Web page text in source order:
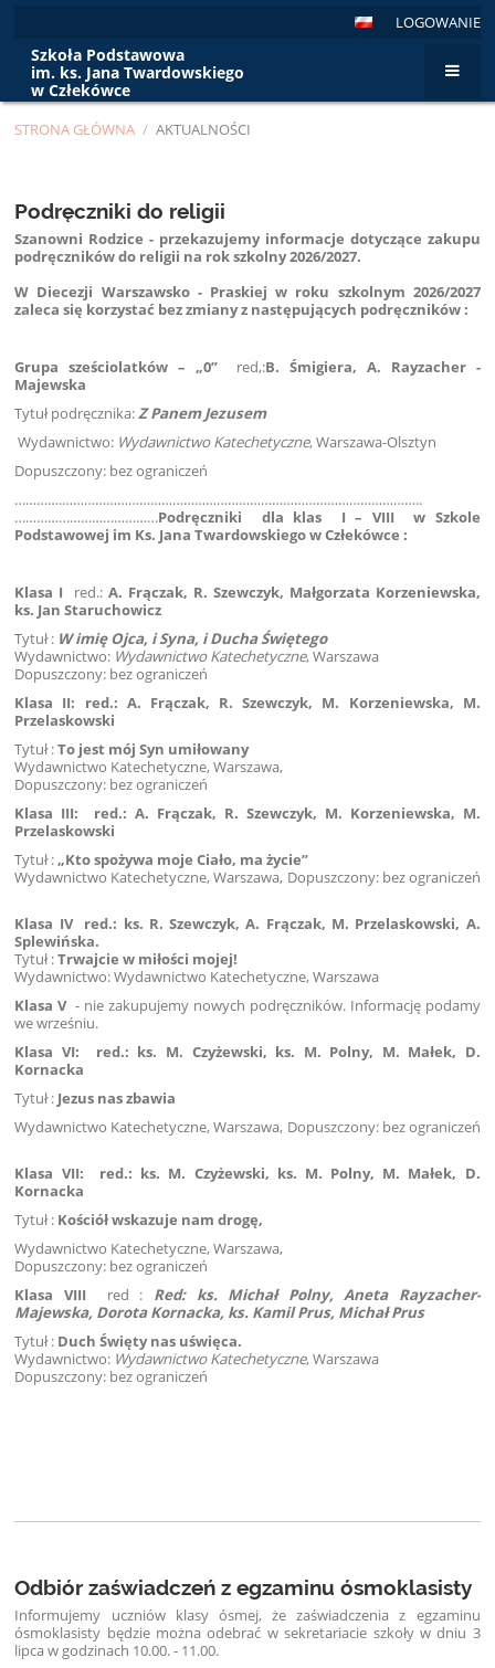
LOGOWANIE
Szkoła Podstawowa
im. ks. Jana Twardowskiego
w Człekówce
STRONA GŁÓWNA / AKTUALNOŚCI
Podręczniki do religii
Szanowni Rodzice - przekazujemy informacje dotyczące zakupu
podręczników do religii na rok szkolny 2026/2027.
W Diecezji Warszawsko - Praskiej w roku szkolnym 2026/2027
zaleca się korzystać bez zmiany z następujących podręczników :
Grupa sześciolatków – „0” red,:B. Śmigiera, A. Rayzacher -
Majewska
Tytuł podręcznika:Z Panem Jezusem
Wydawnictwo: Wydawnictwo Katechetyczne, Warszawa-Olsztyn
Dopuszczony: bez ograniczeń
………….……………………………………………………………………………………..
…………………………………Podręczniki dla klas I – VIII w Szkole
Podstawowej im Ks. Jana Twardowskiego w Człekówce :
Klasa I red.:A. Frączak, R. Szewczyk, Małgorzata Korzeniewska,
ks. Jan Staruchowicz
Tytuł : W imię Ojca, i Syna, i Ducha Świętego
Wydawnictwo: Wydawnictwo Katechetyczne, Warszawa
Dopuszczony: bez ograniczeń
Klasa II: red.: A. Frączak, R. Szewczyk, M. Korzeniewska, M.
Przelaskowski
Tytuł :To jest mój Syn umiłowany
Wydawnictwo Katechetyczne, Warszawa,
Dopuszczony: bez ograniczeń
Klasa III:
red.: A. Frączak, R. Szewczyk, M. Korzeniewska, M.
Przelaskowski
Tytuł :„Kto spożywa moje Ciało, ma życie”
Wydawnictwo Katechetyczne, Warszawa, Dopuszczony: bez ograniczeń
Klasa IV
red.: ks. R. Szewczyk, A. Frączak, M. Przelaskowski, A.
Splewińska.
Tytuł :Trwajcie w miłości mojej!
Wydawnictwo: Wydawnictwo Katechetyczne, Warszawa
Klasa V- nie zakupujemy nowych podręczników. Informację podamy
we wrześniu.
Klasa VI:
red.: ks. M. Czyżewski, ks. M. Polny, M. Małek, D.
Kornacka
Tytuł : Jezus nas zbawia
Wydawnictwo Katechetyczne, Warszawa, Dopuszczony: bez ograniczeń
Klasa VII:
red.: ks. M. Czyżewski, ks. M. Polny, M. Małek, D.
Kornacka
Tytuł : Kościół wskazuje nam drogę,
Wydawnictwo Katechetyczne, Warszawa,
Dopuszczony: bez ograniczeń
Klasa VIII red : Red: ks. Michał Polny, Aneta Rayzacher-
Majewska, Dorota Kornacka, ks. Kamil Prus, Michał Prus
Tytuł : Duch Święty nas uświęca.
Wydawnictwo: Wydawnictwo Katechetyczne, Warszawa
Dopuszczony: bez ograniczeń
Odbiór zaświadczeń z egzaminu ósmoklasisty
Informujemy uczniów klasy ósmej, że zaświadczenia z egzaminu
ósmoklasisty będzie można odebrać w sekretariacie szkoły w dniu 3
lipca w godzinach 10.00. - 11.00.